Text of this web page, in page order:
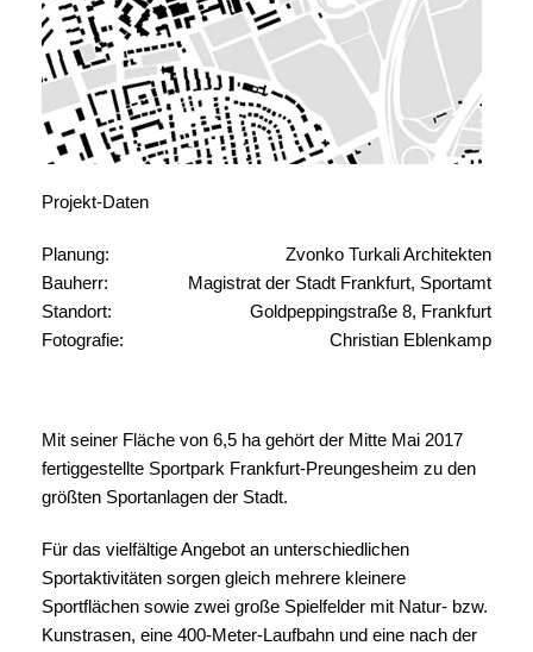
Projekt-Daten
Planung:
Zvonko Turkali Architekten
Bauherr:
Magistrat der Stadt Frankfurt, Sportamt
Standort:
Goldpeppingstraße 8, Frankfurt
Fotografie:
Christian Eblenkamp
Mit seiner Fläche von 6,5 ha gehört der Mitte Mai 2017
fertiggestellte Sportpark Frankfurt-Preungesheim zu den
größten Sportanlagen der Stadt.
Für das vielfältige Angebot an unterschiedlichen
Sportaktivitäten sorgen gleich mehrere kleinere
Sportflächen sowie zwei große Spielfelder mit Natur- bzw.
Kunstrasen, eine 400-Meter-Laufbahn und eine nach der